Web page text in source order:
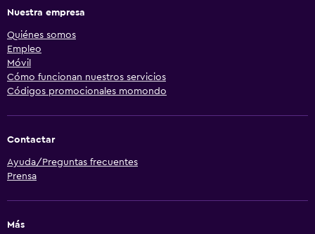
Nuestra empresa
Quiénes somos
Empleo
Móvil
Cómo funcionan nuestros servicios
Códigos promocionales momondo
Contactar
Ayuda/Preguntas frecuentes
Prensa
Más